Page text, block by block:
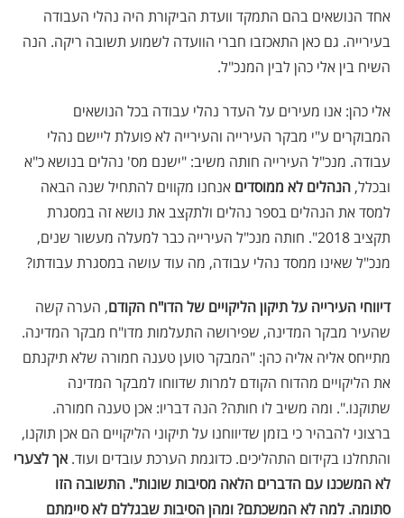
אחד הנושאים בהם התמקד וועדת הביקורת היה נהלי העבודה
בעירייה. גם כאן התאכזבו חברי הוועדה לשמוע תשובה ריקה. הנה
השיח בין אלי כהן לבין המנכ"ל.
אלי כהן: אנו מעירים על העדר נהלי עבודה בכל הנושאים
המבוקרים ע"י מבקר העירייה והעירייה לא פועלת ליישם נהלי
עבודה. מנכ"ל העירייה חותה משיב: "ישנם מס' נהלים בנושא כ"א
ובכלל, הנהלים לא ממוסדים אנחנו מקווים להתחיל שנה הבאה
למסד את הנהלים בספר נהלים ולתקצב את נושא זה במסגרת
תקציב 2018". חותה מנכ"ל העירייה כבר למעלה מעשור שנים,
מנכ"ל שאינו ממסד נהלי עבודה, מה עוד עושה במסגרת עבודתו?
דיווחי העירייה על תיקון הליקויים של הדו"ח הקודם, הערה קשה
שהעיר מבקר המדינה, שפירושה התעלמות מדו"ח מבקר המדינה.
מתייחס אליה אליה כהן: "המבקר טוען טענה חמורה שלא תיקנתם
את הליקויים מהדוח הקודם למרות שדווחו למבקר המדינה
שתוקנו.". ומה משיב לו חותה? הנה דבריו: אכן טענה חמורה.
ברצוני להבהיר כי בזמן שדיווחנו על תיקוני הליקויים הם אכן תוקנו,
והתחלנו בקידום התהליכים. כדוגמת הערכת עובדים ועוד. אך לצערי
לא המשכנו עם הדברים הלאה מסיבות שונות". התשובה הזו
סתומה. למה לא המשכתם? ומהן הסיבות שבגללם לא סיימתם